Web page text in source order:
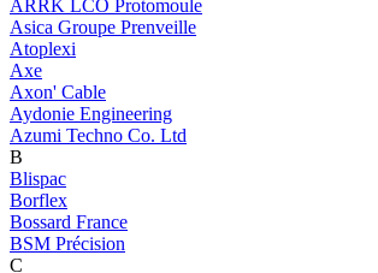
ARRK LCO Protomoule
Asica Groupe Prenveille
Atoplexi
Axe
Axon' Cable
Aydonie Engineering
Azumi Techno Co. Ltd
B
Blispac
Borflex
Bossard France
BSM Précision
C